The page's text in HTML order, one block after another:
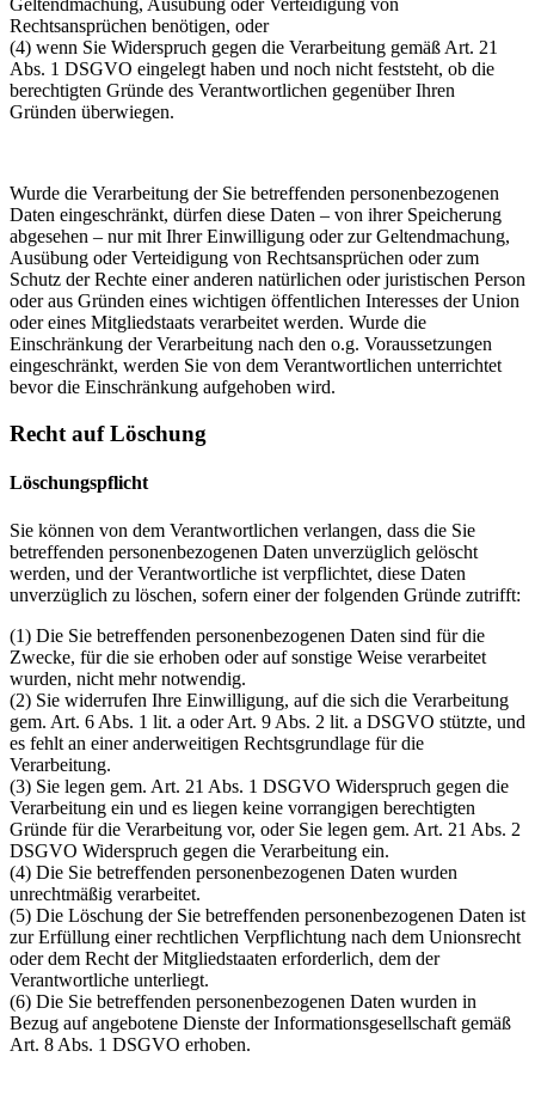
Geltendmachung, Ausübung oder Verteidigung von
Rechtsansprüchen benötigen, oder
(4) wenn Sie Widerspruch gegen die Verarbeitung gemäß Art. 21
Abs. 1 DSGVO eingelegt haben und noch nicht feststeht, ob die
berechtigten Gründe des Verantwortlichen gegenüber Ihren
Gründen überwiegen.
Wurde die Verarbeitung der Sie betreffenden personenbezogenen
Daten eingeschränkt, dürfen diese Daten – von ihrer Speicherung
abgesehen – nur mit Ihrer Einwilligung oder zur Geltendmachung,
Ausübung oder Verteidigung von Rechtsansprüchen oder zum
Schutz der Rechte einer anderen natürlichen oder juristischen Person
oder aus Gründen eines wichtigen öffentlichen Interesses der Union
oder eines Mitgliedstaats verarbeitet werden. Wurde die
Einschränkung der Verarbeitung nach den o.g. Voraussetzungen
eingeschränkt, werden Sie von dem Verantwortlichen unterrichtet
bevor die Einschränkung aufgehoben wird.
Recht auf Löschung
Löschungspflicht
Sie können von dem Verantwortlichen verlangen, dass die Sie
betreffenden personenbezogenen Daten unverzüglich gelöscht
werden, und der Verantwortliche ist verpflichtet, diese Daten
unverzüglich zu löschen, sofern einer der folgenden Gründe zutrifft:
(1) Die Sie betreffenden personenbezogenen Daten sind für die
Zwecke, für die sie erhoben oder auf sonstige Weise verarbeitet
wurden, nicht mehr notwendig.
(2) Sie widerrufen Ihre Einwilligung, auf die sich die Verarbeitung
gem. Art. 6 Abs. 1 lit. a oder Art. 9 Abs. 2 lit. a DSGVO stützte, und
es fehlt an einer anderweitigen Rechtsgrundlage für die
Verarbeitung.
(3) Sie legen gem. Art. 21 Abs. 1 DSGVO Widerspruch gegen die
Verarbeitung ein und es liegen keine vorrangigen berechtigten
Gründe für die Verarbeitung vor, oder Sie legen gem. Art. 21 Abs. 2
DSGVO Widerspruch gegen die Verarbeitung ein.
(4) Die Sie betreffenden personenbezogenen Daten wurden
unrechtmäßig verarbeitet.
(5) Die Löschung der Sie betreffenden personenbezogenen Daten ist
zur Erfüllung einer rechtlichen Verpflichtung nach dem Unionsrecht
oder dem Recht der Mitgliedstaaten erforderlich, dem der
Verantwortliche unterliegt.
(6) Die Sie betreffenden personenbezogenen Daten wurden in
Bezug auf angebotene Dienste der Informationsgesellschaft gemäß
Art. 8 Abs. 1 DSGVO erhoben.